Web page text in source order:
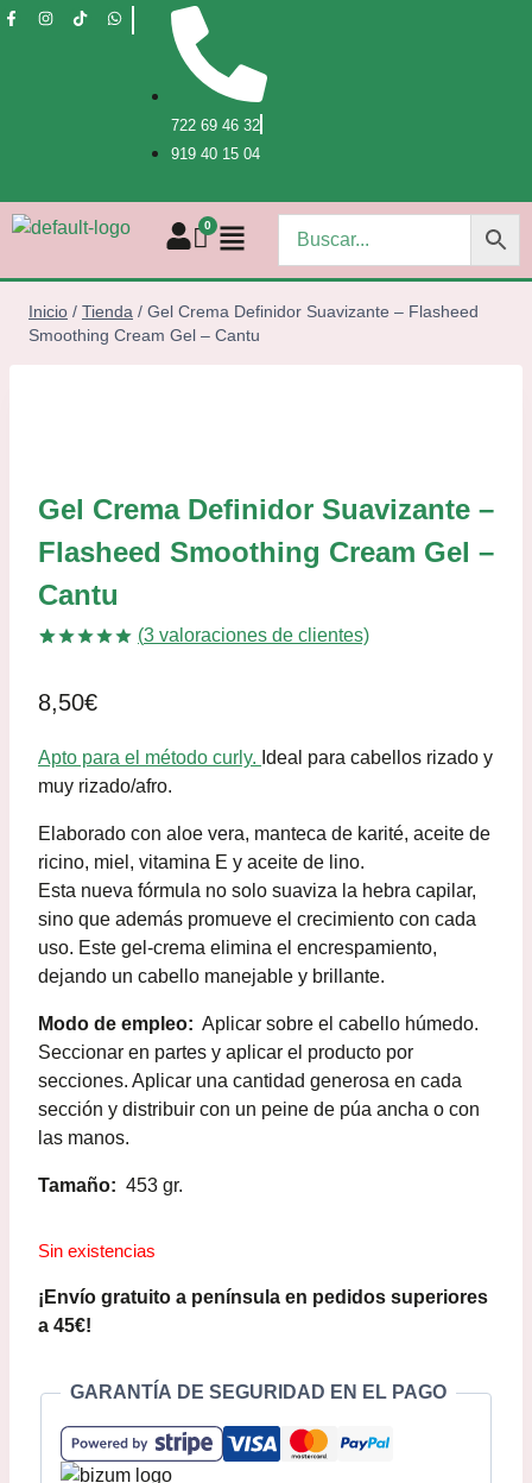
722 69 46 32
919 40 15 04
Inicio / Tienda / Gel Crema Definidor Suavizante – Flasheed
Smoothing Cream Gel – Cantu
Gel Crema Definidor Suavizante –
Flasheed Smoothing Cream Gel –
Cantu
de 5 en
base a
de clientes
(3 valoraciones de clientes)
8,50€
Apto para el método curly. Ideal para cabellos rizado y
muy rizado/afro.
Elaborado con aloe vera, manteca de karité, aceite de
ricino, miel, vitamina E y aceite de lino.
Esta nueva fórmula no solo suaviza la hebra capilar,
sino que además promueve el crecimiento con cada
uso. Este gel-crema elimina el encrespamiento,
dejando un cabello manejable y brillante.
Modo de empleo: Aplicar sobre el cabello húmedo.
Seccionar en partes y aplicar el producto por
secciones. Aplicar una cantidad generosa en cada
sección y distribuir con un peine de púa ancha o con
las manos.
Tamaño: 453 gr.
Sin existencias
¡Envío gratuito a península en pedidos superiores
a 45€!
GARANTÍA DE SEGURIDAD EN EL PAGO